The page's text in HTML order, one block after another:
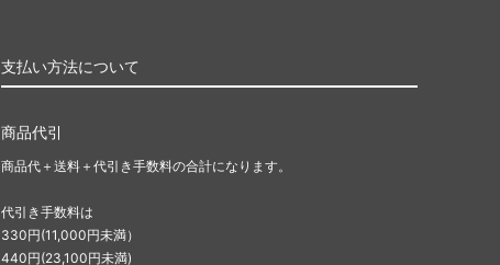
支払い方法について
商品代引
商品代＋送料＋代引き手数料の合計になります。
代引き手数料は
330円(11,000円未満）
440円(23,100円未満)